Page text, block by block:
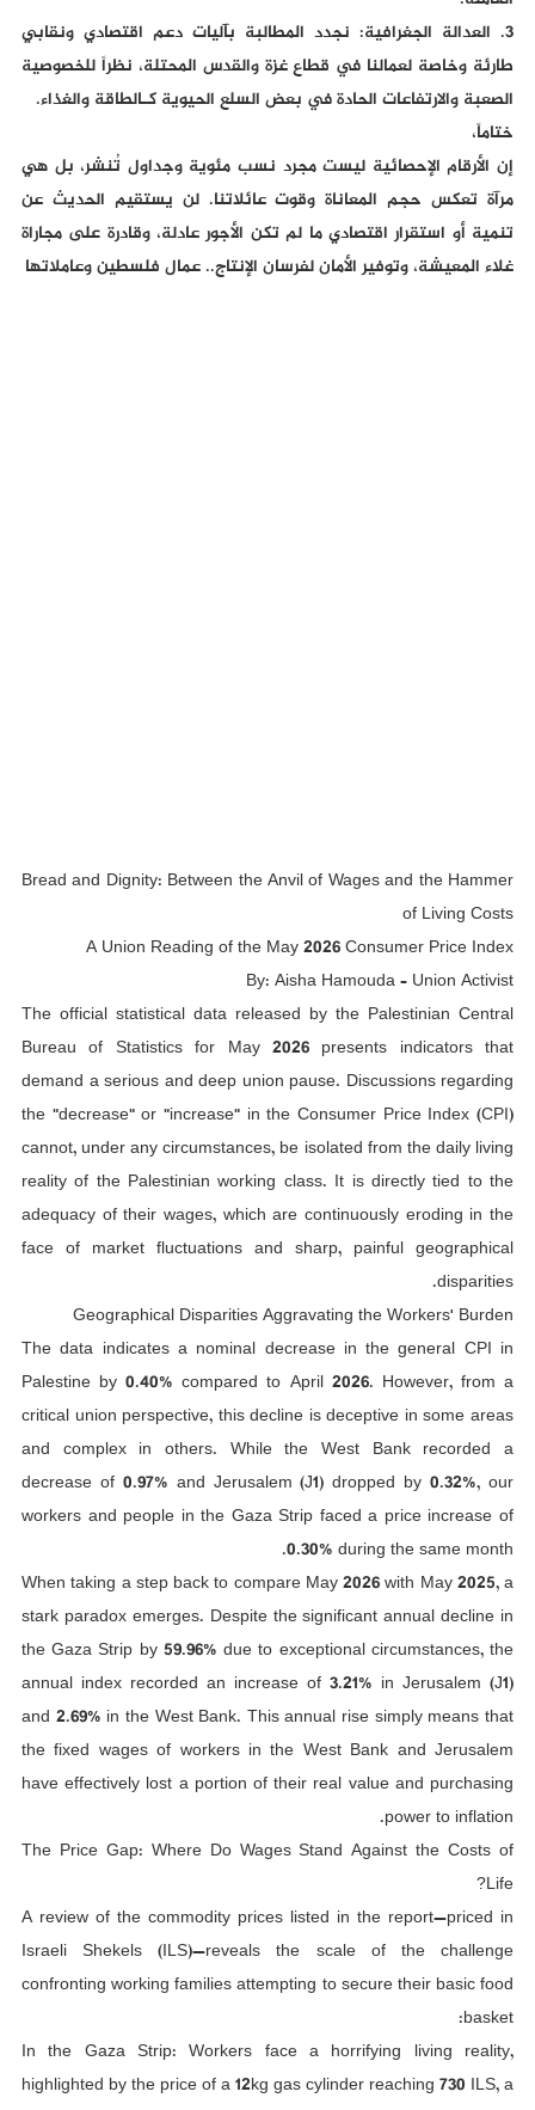
3. العدالة الجغرافية: نجدد المطالبة بآليات دعم اقتصادي ونقابي
طارئة وخاصة لعمالنا في قطاع غزة والقدس المحتلة، نظراً للخصوصية
الصعبة والارتفاعات الحادة في بعض السلع الحيوية كـالطاقة والغذاء.
ختاماً،
إن الأرقام الإحصائية ليست مجرد نسب مئوية وجداول تُنشر، بل هي
مرآة تعكس حجم المعاناة وقوت عائلاتنا. لن يستقيم الحديث عن
تنمية أو استقرار اقتصادي ما لم تكن الأجور عادلة، وقادرة على مجاراة
غلاء المعيشة، وتوفير الأمان لفرسان الإنتاج.. عمال فلسطين وعاملاتها
Bread and Dignity: Between the Anvil of Wages and the Hammer
of Living Costs
A Union Reading of the May 2026 Consumer Price Index
By: Aisha Hamouda – Union Activist
The official statistical data released by the Palestinian Central
Bureau of Statistics for May 2026 presents indicators that
demand a serious and deep union pause. Discussions regarding
the "decrease" or "increase" in the Consumer Price Index (CPI)
cannot, under any circumstances, be isolated from the daily living
reality of the Palestinian working class. It is directly tied to the
adequacy of their wages, which are continuously eroding in the
face of market fluctuations and sharp, painful geographical
disparities.
Geographical Disparities Aggravating the Workers' Burden
The data indicates a nominal decrease in the general CPI in
Palestine by 0.40% compared to April 2026. However, from a
critical union perspective, this decline is deceptive in some areas
and complex in others. While the West Bank recorded a
decrease of 0.97% and Jerusalem (J1) dropped by 0.32%, our
workers and people in the Gaza Strip faced a price increase of
0.30% during the same month.
When taking a step back to compare May 2026 with May 2025, a
stark paradox emerges. Despite the significant annual decline in
the Gaza Strip by 59.96% due to exceptional circumstances, the
annual index recorded an increase of 3.21% in Jerusalem (J1)
and 2.69% in the West Bank. This annual rise simply means that
the fixed wages of workers in the West Bank and Jerusalem
have effectively lost a portion of their real value and purchasing
power to inflation.
The Price Gap: Where Do Wages Stand Against the Costs of
Life?
A review of the commodity prices listed in the report—priced in
Israeli Shekels (ILS)—reveals the scale of the challenge
confronting working families attempting to secure their basic food
basket:
In the Gaza Strip: Workers face a horrifying living reality,
highlighted by the price of a 12kg gas cylinder reaching 730 ILS, a